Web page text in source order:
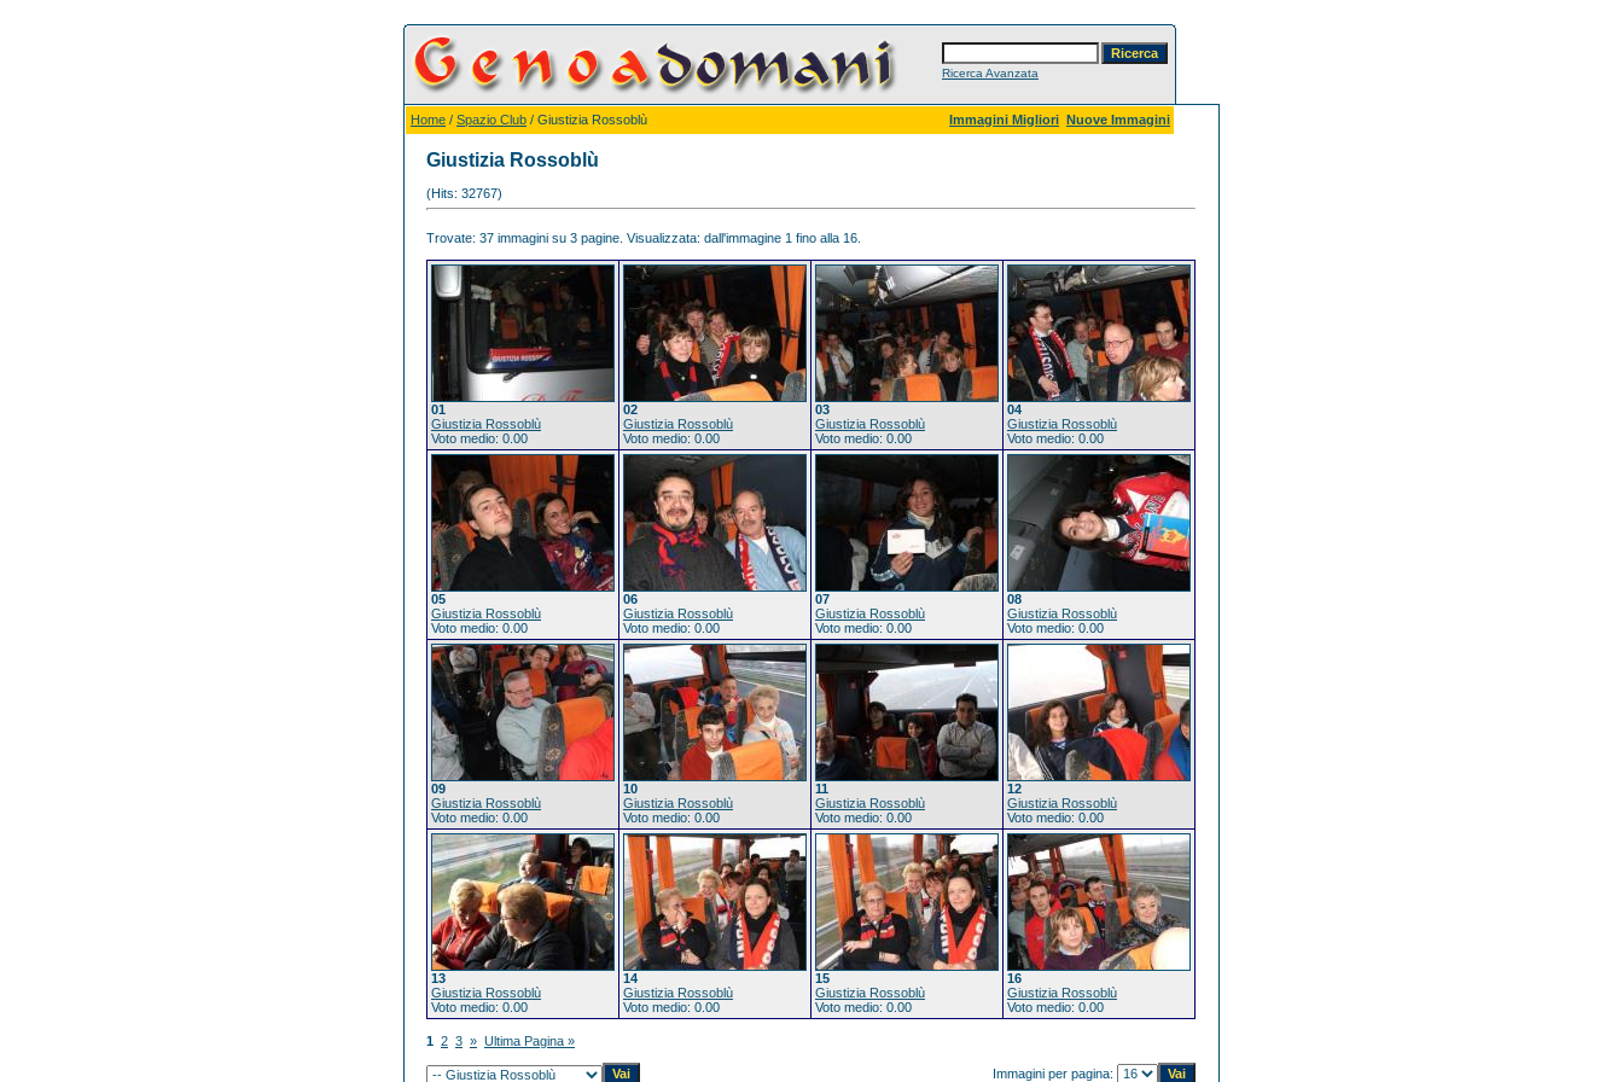
Ricerca Avanzata
Home / Spazio Club / Giustizia Rossoblù Immagini Migliori Nuove Immagini
Giustizia Rossoblù
(Hits: 32767)
Trovate: 37 immagini su 3 pagine. Visualizzata: dall'immagine 1 fino alla 16.
01
Giustizia Rossoblù
Voto medio: 0.00
02
Giustizia Rossoblù
Voto medio: 0.00
03
Giustizia Rossoblù
Voto medio: 0.00
04
Giustizia Rossoblù
Voto medio: 0.00
05
Giustizia Rossoblù
Voto medio: 0.00
06
Giustizia Rossoblù
Voto medio: 0.00
07
Giustizia Rossoblù
Voto medio: 0.00
08
Giustizia Rossoblù
Voto medio: 0.00
09
Giustizia Rossoblù
Voto medio: 0.00
10
Giustizia Rossoblù
Voto medio: 0.00
11
Giustizia Rossoblù
Voto medio: 0.00
12
Giustizia Rossoblù
Voto medio: 0.00
13
Giustizia Rossoblù
Voto medio: 0.00
14
Giustizia Rossoblù
Voto medio: 0.00
15
Giustizia Rossoblù
Voto medio: 0.00
16
Giustizia Rossoblù
Voto medio: 0.00
1 2 3 » Ultima Pagina »
Immagini per pagina: